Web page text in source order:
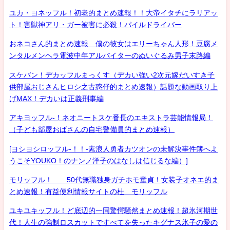
ユカ・ヨネッフル！初老的まとめ速報！！大帝イタチにラリアッ
ト！害獣神アリ・ガー被害に必殺！パイルドライバー
おネコさん的まとめ速報 僕の彼女はエリーちゃん人形！豆腐メ
ンタルメンヘラ電波中年アルバイターのぬいぐるみ男子末路編
スケバン！デカッフルまっくす（デカい強い2次元嫁だいすき子
供部屋おじさんヒロシ之古惑仔的まとめ速報）話題な動画取り上
げMAX！デカいは正義刑事編
アキヨッフル-！ネオニートスケ番長のエキストラ芸能情報局！
（子ども部屋おばさんの自宅警備員的まとめ速報）
[ヨシヨシロッフル-！！-素浪人勇者カツオンの未解決事件簿へよ
うこそYOUKO！のナンノ洋子のはなしは信じるな編）]
モリッフル！ 50代無職独身ガチホモ童貞！女装子オネエ的ま
とめ速報！有益便利情報サイトの杜 モリッフル
ユキユキッフル！ど底辺的一同驚愕騒然まとめ速報！超氷河期世
代！人生の強制ロスカットですべてを失ったキグナス氷子の愛の